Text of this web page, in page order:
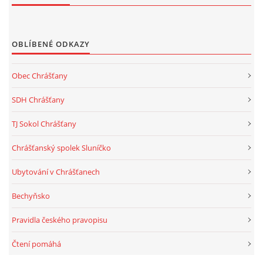
OBLÍBENÉ ODKAZY
Obec Chrášťany
SDH Chrášťany
TJ Sokol Chrášťany
Chrášťanský spolek Sluníčko
Ubytování v Chrášťanech
Bechyňsko
Pravidla českého pravopisu
Čtení pomáhá